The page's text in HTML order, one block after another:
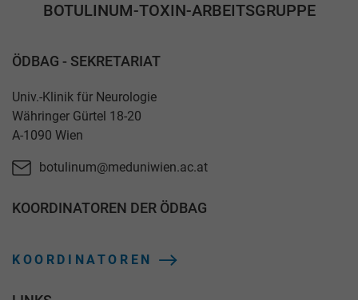
BOTULINUM-TOXIN-ARBEITSGRUPPE
ÖDBAG - SEKRETARIAT
Univ.-Klinik für Neurologie
Währinger Gürtel 18-20
A-1090 Wien
botulinum@meduniwien.ac.at
KOORDINATOREN DER ÖDBAG
KOORDINATOREN